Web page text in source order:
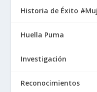
Historia de Éxito
Huella Puma
Investigación
Reconocimientos